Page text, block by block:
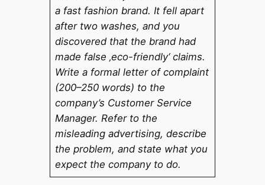
a fast fashion brand. It fell apart
after two washes, and you
discovered that the brand had
made false ‚eco-friendly‘ claims.
Write a formal letter of complaint
(200–250 words) to the
company’s Customer Service
Manager. Refer to the
misleading advertising, describe
the problem, and state what you
expect the company to do.